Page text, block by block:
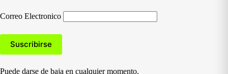
Correo Electronico
Puede darse de baja en cualquier momento.